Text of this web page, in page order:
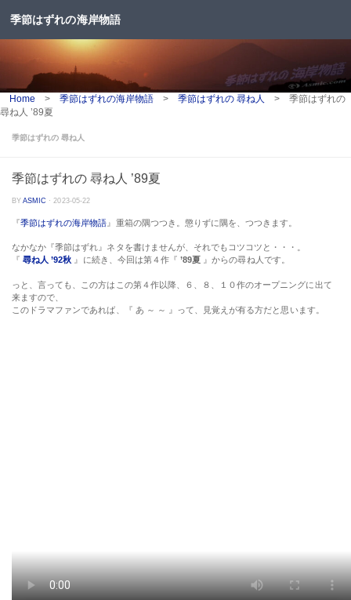
コンテンツへスキップ
季節はずれの海岸物語
Home > 季節はずれの海岸物語 > 季節はずれの 尋ね人 > 季節はずれの
尋ね人 ’89夏
季節はずれの 尋ね人
季節はずれの 尋ね人 ’89夏
BYASMIC ·2023-05-22
『季節はずれの海岸物語 』重箱の隅つつき。懲りずに隅を、つつきます。
なかなか『季節はずれ』ネタを書けませんが、それでもコツコツと・・・。
『尋ね人 ’92秋 』に続き、今回は第４作『’89夏 』からの尋ね人です。
っと、言っても、この方はこの第４作以降、６、８、１０作のオープニングに出て
来ますので、
このドラマファンであれば、『 あ ～ ～ 』って、見覚えが有る方だと思います。